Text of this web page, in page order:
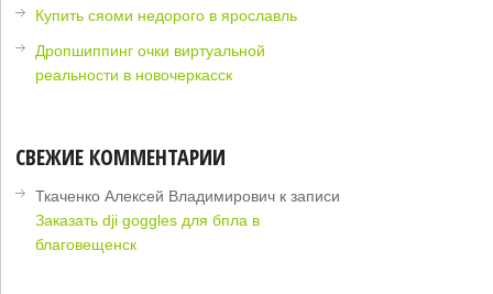
Купить сяоми недорого в ярославль
Дропшиппинг очки виртуальной
реальности в новочеркасск
СВЕЖИЕ КОММЕНТАРИИ
Ткаченко Алексей Владимирович к записи
Заказать dji goggles для бпла в
благовещенск